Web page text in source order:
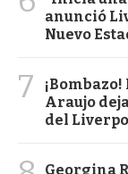
anunció
Nuevo
7
Araujo
del
Georgina